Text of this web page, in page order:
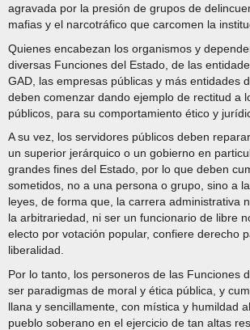
agravada por la presión de grupos de
mafias y el narcotráfico que carcomen la
Quienes encabezan los organismos y
diversas Funciones del Estado, de las
GAD, las empresas públicas y más entidades
deben comenzar dando ejemplo de rectitud a
públicos, para su comportamiento ético y
A su vez, los servidores públicos deben
un superior jerárquico o un gobierno en
grandes fines del Estado, por lo que deben
sometidos, no a una persona o grupo, sino a
leyes, de forma que, la carrera administrativa
la arbitrariedad, ni ser un funcionario de libre
electo por votación popular, confiere derecho
liberalidad.
Por lo tanto, los personeros de las Funciones
ser paradigmas de moral y ética pública, y
llana y sencillamente, con mística y humildad
pueblo soberano en el ejercicio de tan altas